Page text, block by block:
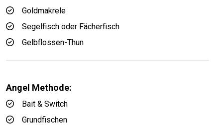
Goldmakrele
Segelfisch oder Fächerfisch
Gelbflossen-Thun
Angel Methode:
Bait & Switch
Grundfischen